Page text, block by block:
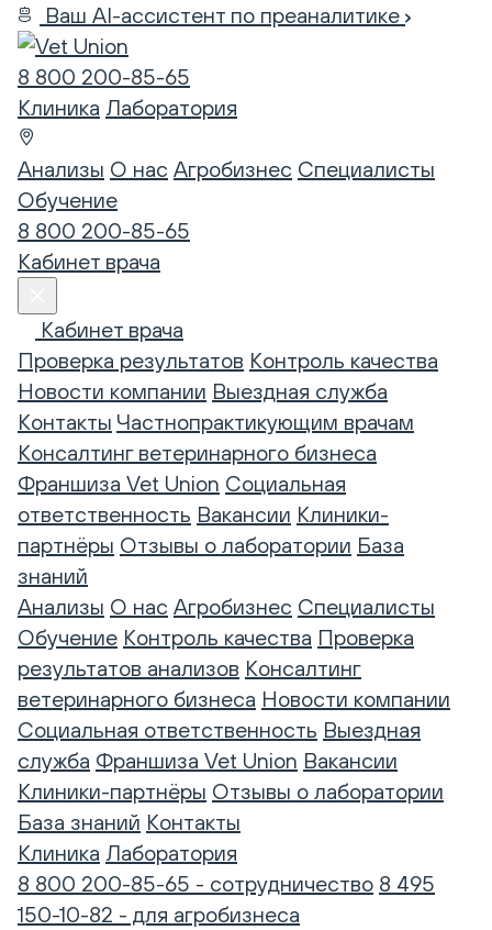
Ваш AI-ассистент по преаналитике
8 800 200-85-65
Клиника Лаборатория
Анализы О нас Агробизнес Специалисты
Обучение
8 800 200-85-65
Кабинет врача
Кабинет врача
Проверка результатов Контроль качества
Новости компании Выездная служба
Контакты Частнопрактикующим врачам
Консалтинг ветеринарного бизнеса
Франшиза Vet Union Социальная
ответственность Вакансии Клиники-
партнёры Отзывы о лаборатории База
знаний
Анализы О нас Агробизнес Специалисты
Обучение Контроль качества Проверка
результатов анализов Консалтинг
ветеринарного бизнеса Новости компании
Социальная ответственность Выездная
служба Франшиза Vet Union Вакансии
Клиники-партнёры Отзывы о лаборатории
База знаний Контакты
Клиника Лаборатория
8 800 200-85-65 - сотрудничество 8 495
150-10-82 - для агробизнеса